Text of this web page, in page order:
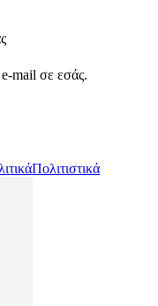
mail σε εσάς.
Πολιτιστικά